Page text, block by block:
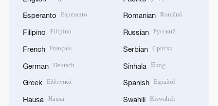
Esperanto Esperanto
Filipino Filipino
French Français
German Deutsch
Greek Ελληνικά
Hausa Hausa
Romanian Română
Russian Русский
Serbian Српски
Sinhala සිංහල
Spanish Español
Swahili Kiswahili